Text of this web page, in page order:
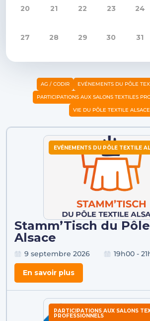
20 21 22 23 24
27 28 29 30 31
AG / CODIR
EVÉNEMENTS DU PÔLE
PARTICIPATIONS AUX SALONS TEXTILES
VIE DU PÔLE TEXTILE ALSACE
EVÉNEMENTS DU PÔLE TEXTILE
Stamm’Tisch du
Alsace
9 septembre 2026 19h00 -
En savoir plus
PARTICIPATIONS AUX SALONS
PROFESSIONNELS